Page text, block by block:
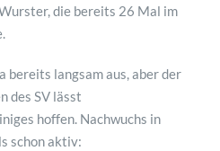
die bereits 26 Mal im
bereits langsam aus, aber der
des SV lässt
hoffen. Nachwuchs in
schon aktiv: